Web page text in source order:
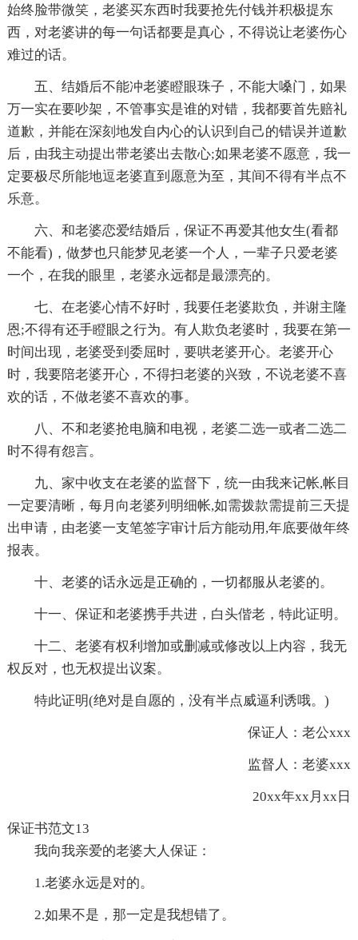
始终脸带微笑，老婆买东西时我要抢先付钱并积极提东
西，对老婆讲的每一句话都要是真心，不得说让老婆伤心
难过的话。
五、结婚后不能冲老婆瞪眼珠子，不能大嗓门，如果
万一实在要吵架，不管事实是谁的对错，我都要首先赔礼
道歉，并能在深刻地发自内心的认识到自己的错误并道歉
后，由我主动提出带老婆出去散心;如果老婆不愿意，我一
定要极尽所能地逗老婆直到愿意为至，其间不得有半点不
乐意。
六、和老婆恋爱结婚后，保证不再爱其他女生(看都
不能看)，做梦也只能梦见老婆一个人，一辈子只爱老婆
一个，在我的眼里，老婆永远都是最漂亮的。
七、在老婆心情不好时，我要任老婆欺负，并谢主隆
恩;不得有还手瞪眼之行为。有人欺负老婆时，我要在第一
时间出现，老婆受到委屈时，要哄老婆开心。老婆开心
时，我要陪老婆开心，不得扫老婆的兴致，不说老婆不喜
欢的话，不做老婆不喜欢的事。
八、不和老婆抢电脑和电视，老婆二选一或者二选二
时不得有怨言。
九、家中收支在老婆的监督下，统一由我来记帐,帐目
一定要清晰，每月向老婆列明细帐,如需拨款需提前三天提
出申请，由老婆一支笔签字审计后方能动用,年底要做年终
报表。
十、老婆的话永远是正确的，一切都服从老婆的。
十一、保证和老婆携手共进，白头偕老，特此证明。
十二、老婆有权利增加或删减或修改以上内容，我无
权反对，也无权提出议案。
特此证明(绝对是自愿的，没有半点威逼利诱哦。)
保证人：老公xxx
监督人：老婆xxx
20xx年xx月xx日
保证书范文13
我向我亲爱的老婆大人保证：
1.老婆永远是对的。
2.如果不是，那一定是我想错了。